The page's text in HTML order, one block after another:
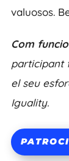
valuosos.
Com
participant
el seu
Iguality.